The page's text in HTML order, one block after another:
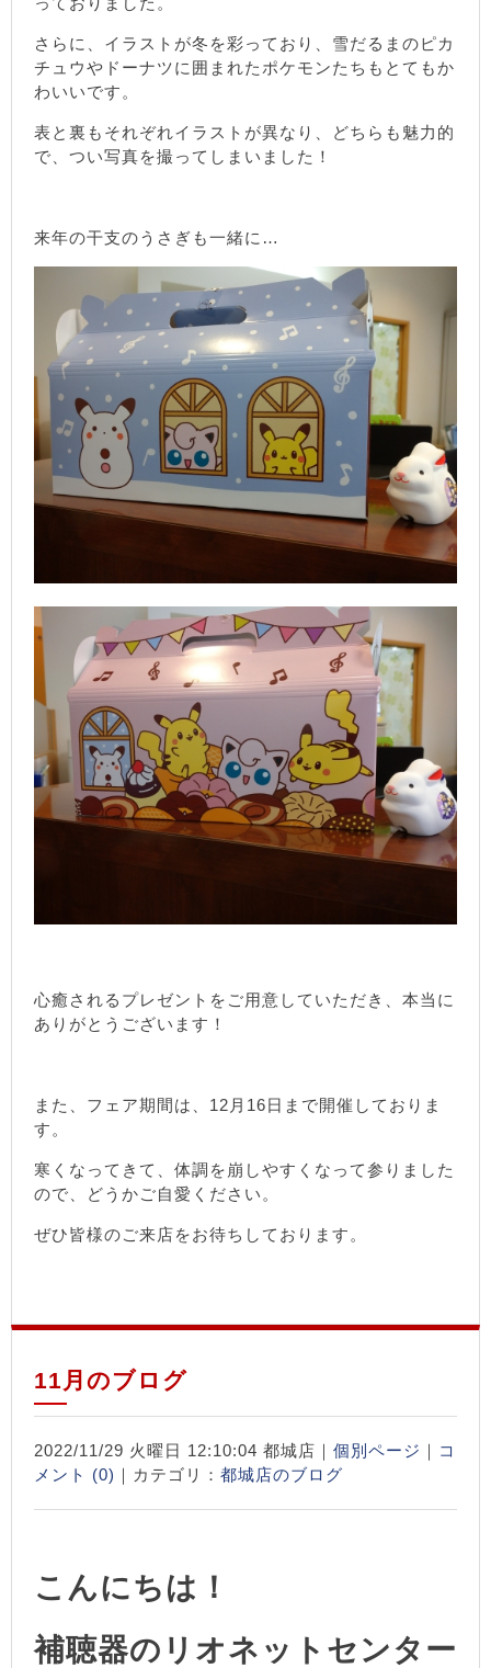
さらに、イラストが冬を彩っており、雪だるまのピカ
チュウやドーナツに囲まれたポケモンたちもとてもか
わいいです。
表と裏もそれぞれイラストが異なり、どちらも魅力的
で、つい写真を撮ってしまいました！
来年の干支のうさぎも一緒に…
心癒されるプレゼントをご用意していただき、本当に
ありがとうございます！
また、フェア期間は、12月16日まで開催しておりま
す。
寒くなってきて、体調を崩しやすくなって参りました
ので、どうかご自愛ください。
ぜひ皆様のご来店をお待ちしております。
11月のブログ
2022/11/29 火曜日 12:10:04 都城店｜ 個別ページ ｜ コ
メント (0) ｜カテゴリ： 都城店のブログ
こんにちは！
補聴器のリオネットセンター